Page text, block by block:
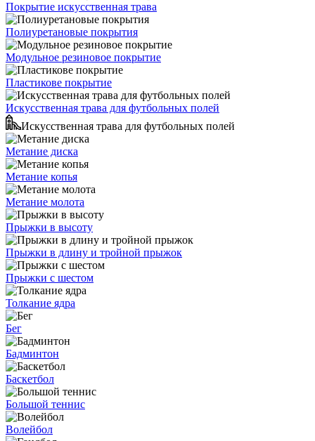
Покрытие искусственная трава
Полиуретановые покрытия
Модульное резиновое покрытие
Пластикове покрытие
Искусственная трава для футбольных полей
Искусственная трава для футбольных полей
Метание диска
Метание копья
Метание молота
Прыжки в высоту
Прыжки в длину и тройной прыжок
Прыжки с шестом
Толкание ядра
Бег
Бадминтон
Баскетбол
Большой теннис
Волейбол